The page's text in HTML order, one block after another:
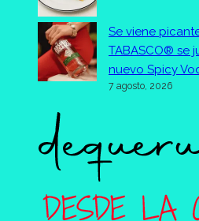
Se viene
TABASCO® se
nuevo Spicy
7 agosto, 2026